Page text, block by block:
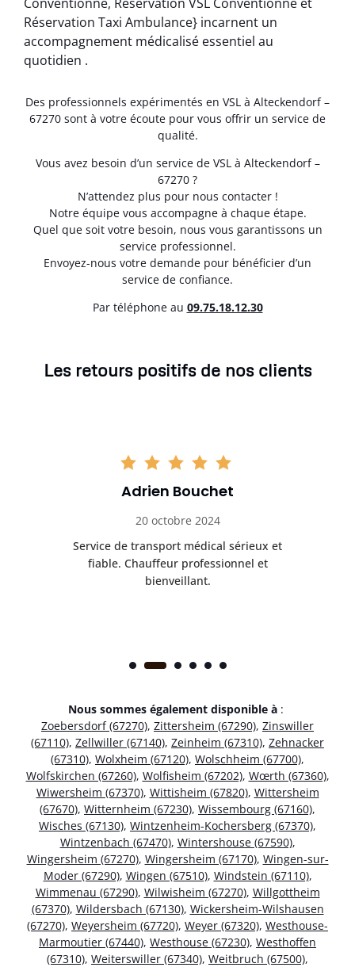
Réservation Taxi Ambulance} incarnent un
accompagnement médicalisé essentiel au
quotidien .
Des professionnels expérimentés en VSL à Alteckendorf –
67270 sont à votre écoute pour vous offrir un service de
qualité.
Vous avez besoin d’un service de VSL à Alteckendorf –
67270 ?
N’attendez plus pour nous contacter !
Notre équipe vous accompagne à chaque étape.
Quel que soit votre besoin, nous vous garantissons un
service professionnel.
Envoyez-nous votre demande pour bénéficier d’un
service de confiance.
Par téléphone au 09.75.18.12.30
Les retours positifs de nos clients
Adrien Bouchet
20 octobre 2024
Service de transport médical sérieux et
fiable. Chauffeur professionnel et
bienveillant.
Nous sommes également disponible à :
Zoebersdorf (67270), Zittersheim (67290), Zinswiller
(67110), Zellwiller (67140), Zeinheim (67310), Zehnacker
(67310), Wolxheim (67120), Wolschheim (67700),
Wolfskirchen (67260), Wolfisheim (67202), Wœrth (67360),
Wiwersheim (67370), Wittisheim (67820), Wittersheim
(67670), Witternheim (67230), Wissembourg (67160),
Wisches (67130), Wintzenheim-Kochersberg (67370),
Wintzenbach (67470), Wintershouse (67590),
Wingersheim (67270), Wingersheim (67170), Wingen-sur-
Moder (67290), Wingen (67510), Windstein (67110),
Wimmenau (67290), Wilwisheim (67270), Willgottheim
(67370), Wildersbach (67130), Wickersheim-Wilshausen
(67270), Weyersheim (67720), Weyer (67320), Westhouse-
Marmoutier (67440), Westhouse (67230), Westhoffen
(67310), Weiterswiller (67340), Weitbruch (67500),